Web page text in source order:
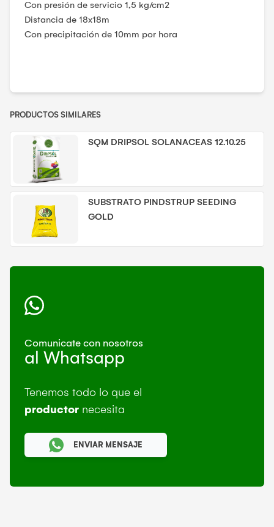
Con presión de servicio 1,5 kg/cm2
Distancia de 18x18m
Con precipitación de 10mm por hora
PRODUCTOS SIMILARES
SQM DRIPSOL SOLANACEAS 12.10.25
SUBSTRATO PINDSTRUP SEEDING
GOLD
Comunicate con nosotros
al Whatsapp
Tenemos todo lo que el
productor necesita
ENVIAR MENSAJE